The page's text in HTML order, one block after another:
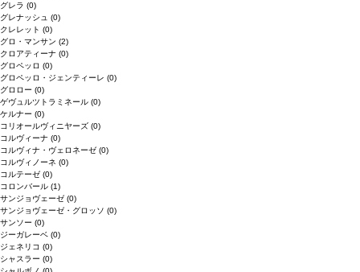
グレラ (0)
グレナッシュ (0)
クレレット (0)
グロ・マンサン (2)
クロアティーナ (0)
グロペッロ (0)
グロペッロ・ジェンティーレ (0)
グロロー (0)
ゲヴュルツトラミネール (0)
ケルナー (0)
コリオールヴィニヤーズ (0)
コルヴィーナ (0)
コルヴィナ・ヴェロネーゼ (0)
コルヴィノーネ (0)
コルテーゼ (0)
コロンバール (1)
サンジョヴェーゼ (0)
サンジョヴェーゼ・グロッソ (0)
サンソー (0)
ジーガレーベ (0)
ジェネリコ (0)
シャスラー (0)